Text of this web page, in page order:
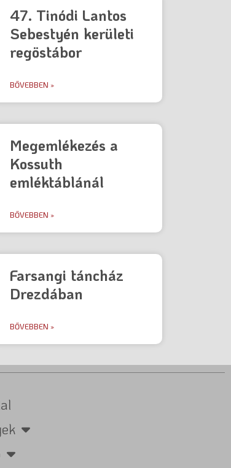
47. Tinódi Lantos
Sebestyén kerületi
regöstábor
BŐVEBBEN »
Megemlékezés a
Kossuth
emléktáblánál
BŐVEBBEN »
Farsangi táncház
Drezdában
BŐVEBBEN »